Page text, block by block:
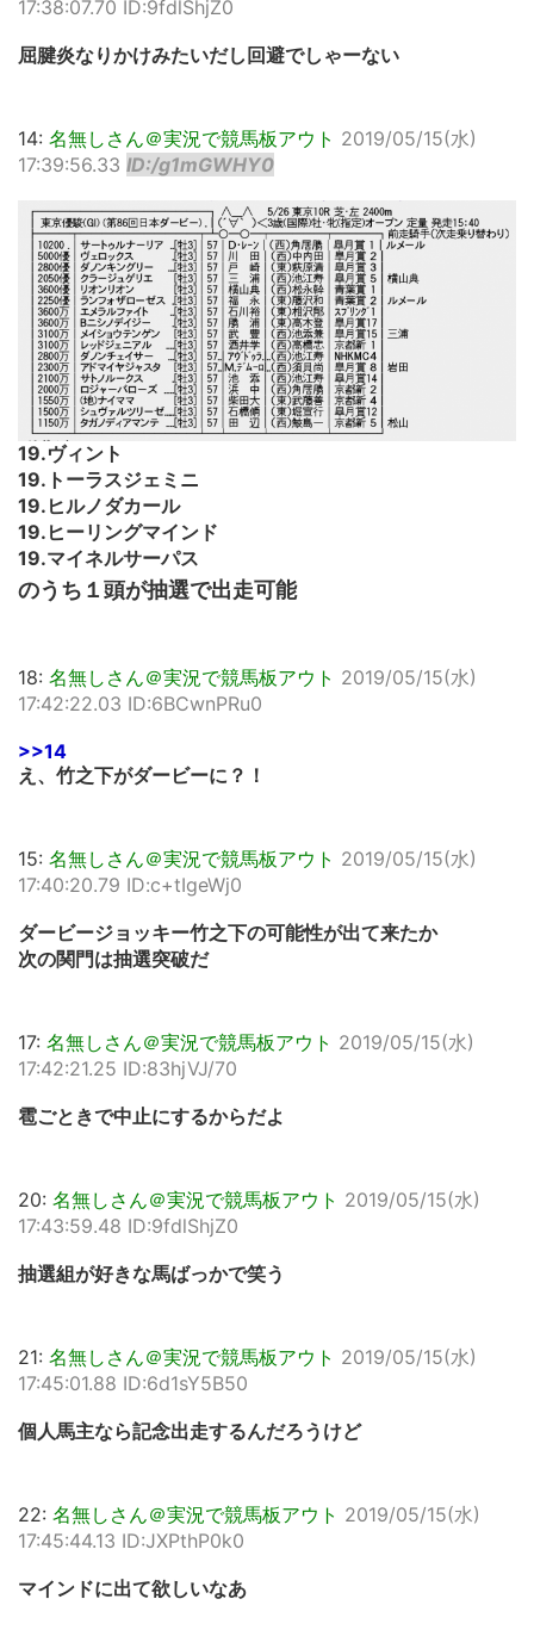
17:38:07.70 ID:9fdlShjZ0
屈腱炎なりかけみたいだし回避でしゃーない
14: 名無しさん＠実況で競馬板アウト 2019/05/15(水)
17:39:56.33 ID:/g1mGWHY0
19.ヴィント
19.トーラスジェミニ
19.ヒルノダカール
19.ヒーリングマインド
19.マイネルサーパス
のうち１頭が抽選で出走可能
18: 名無しさん＠実況で競馬板アウト 2019/05/15(水)
17:42:22.03 ID:6BCwnPRu0
>>14
え、竹之下がダービーに？！
15: 名無しさん＠実況で競馬板アウト 2019/05/15(水)
17:40:20.79 ID:c+tIgeWj0
ダービージョッキー竹之下の可能性が出て来たか
次の関門は抽選突破だ
17: 名無しさん＠実況で競馬板アウト 2019/05/15(水)
17:42:21.25 ID:83hjVJ/70
雹ごときで中止にするからだよ
20: 名無しさん＠実況で競馬板アウト 2019/05/15(水)
17:43:59.48 ID:9fdlShjZ0
抽選組が好きな馬ばっかで笑う
21: 名無しさん＠実況で競馬板アウト 2019/05/15(水)
17:45:01.88 ID:6d1sY5B50
個人馬主なら記念出走するんだろうけど
22: 名無しさん＠実況で競馬板アウト 2019/05/15(水)
17:45:44.13 ID:JXPthP0k0
マインドに出て欲しいなあ